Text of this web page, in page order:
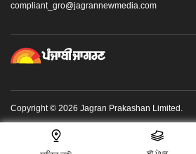
compliant_gro@jagrannewmedia.com
Copyright © 2026 Jagran Prakashan Limited.